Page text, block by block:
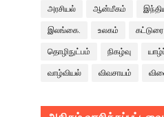
அரசியல் ஆன்மீகம்
இலங்கை. உலகம் கட்டுரை
தொழிநுட்பம் நிகழ்வு
வாழ்வியல் விவசாயம்